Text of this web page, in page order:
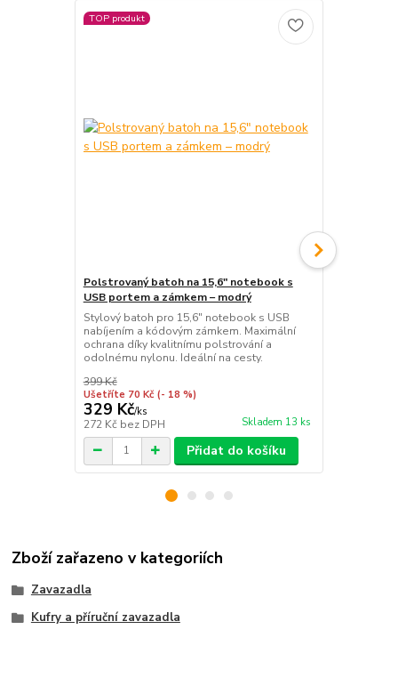
TOP produkt
Polstrovaný batoh na 15,6" notebook s
USB portem a zámkem – modrý
Stylový batoh pro 15,6" notebook s USB
nabíjením a kódovým zámkem. Maximální
ochrana díky kvalitnímu polstrování a
odolnému nylonu. Ideální na cesty.
399 Kč
Ušetříte 70 Kč (- 18 %)
329 Kč/ks
272 Kč bez DPH Skladem 13 ks
Přidat do košíku
Zboží zařazeno v kategoriích
Zavazadla
Kufry a příruční zavazadla